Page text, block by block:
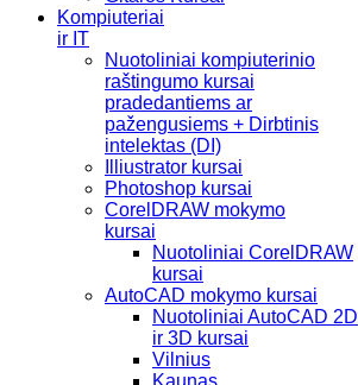
Kompiuteriai
ir IT
Nuotoliniai kompiuterinio
raštingumo kursai
pradedantiems ar
pažengusiems + Dirbtinis
intelektas (DI)
Illiustrator kursai
Photoshop kursai
CorelDRAW mokymo
kursai
Nuotoliniai CorelDRAW
kursai
AutoCAD mokymo kursai
Nuotoliniai AutoCAD 2D
ir 3D kursai
Vilnius